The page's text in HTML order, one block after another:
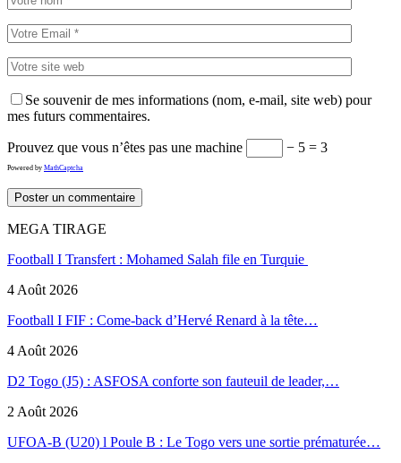
Se souvenir de mes informations (nom, e-mail, site web) pour
mes futurs commentaires.
Prouvez que vous n’êtes pas une machine − 5 = 3
Powered by MathCaptcha
MEGA TIRAGE
Football I Transfert : Mohamed Salah file en Turquie
4 Août 2026
Football I FIF : Come-back d’Hervé Renard à la tête…
4 Août 2026
D2 Togo (J5) : ASFOSA conforte son fauteuil de leader,…
2 Août 2026
UFOA-B (U20) l Poule B : Le Togo vers une sortie prématurée…